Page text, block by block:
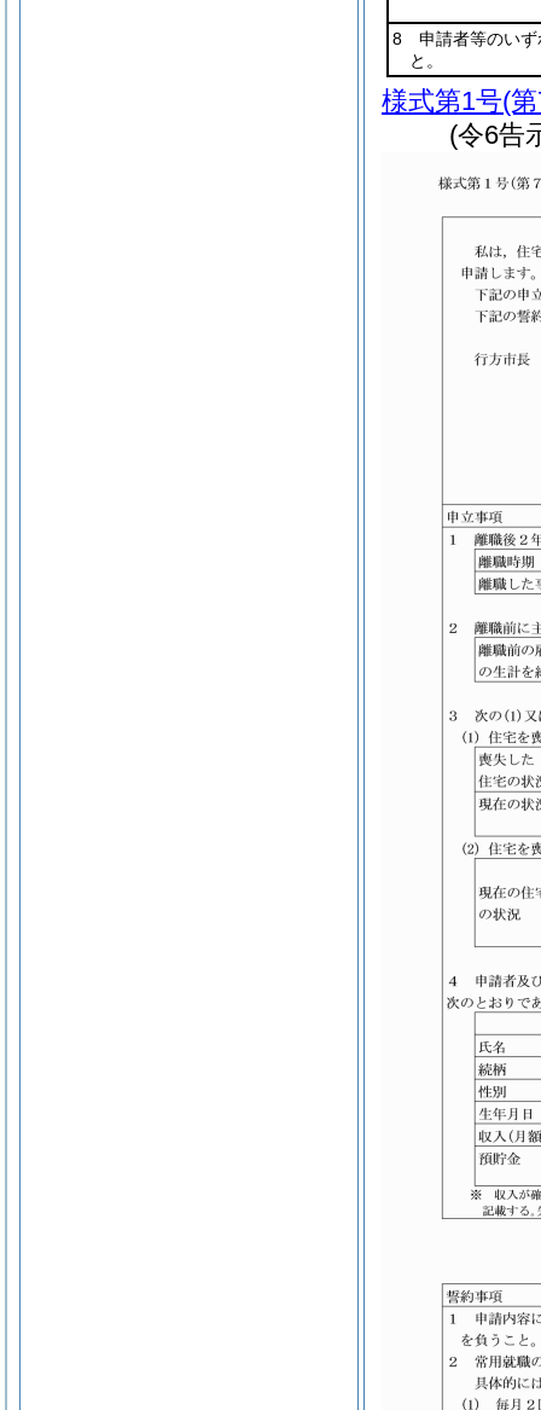
8 申請者等のいず
と。
様式第1号(
(令6告